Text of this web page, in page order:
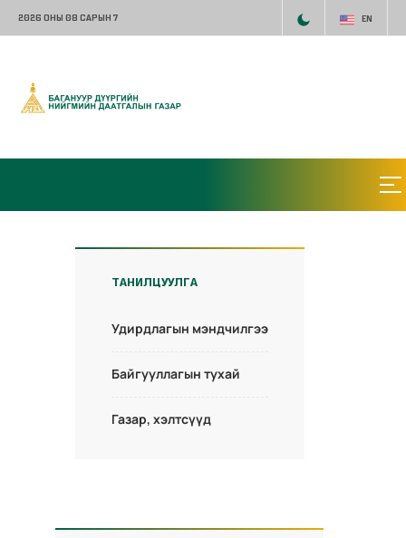
2026 ОНЫ 08 САРЫН 7 EN
ТАНИЛЦУУЛГА
Удирдлагын мэндчилгээ
Байгууллагын тухай
Газар, хэлтсүүд